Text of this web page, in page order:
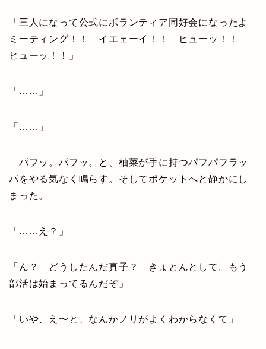
「三人になって公式にボランティア同好会になったよ
ミーティング！！ イエェーイ！！ ヒューッ！！
ヒューッ！！」
「……」
「……」
パフッ。パフッ。と、柚菜が手に持つパフパフラッ
パをやる気なく鳴らす。そしてポケットへと静かにし
まった。
「……え？」
「ん？ どうしたんだ真子？ きょとんとして。もう
部活は始まってるんだぞ」
「いや、え〜と、なんかノリがよくわからなくて」